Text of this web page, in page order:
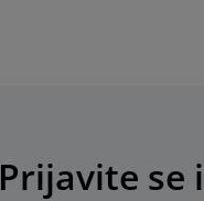
Prijavite se